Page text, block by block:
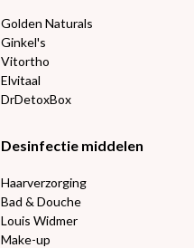
Golden Naturals
Ginkel's
Vitortho
Elvitaal
DrDetoxBox
Desinfectie middelen
Haarverzorging
Bad & Douche
Louis Widmer
Make-up